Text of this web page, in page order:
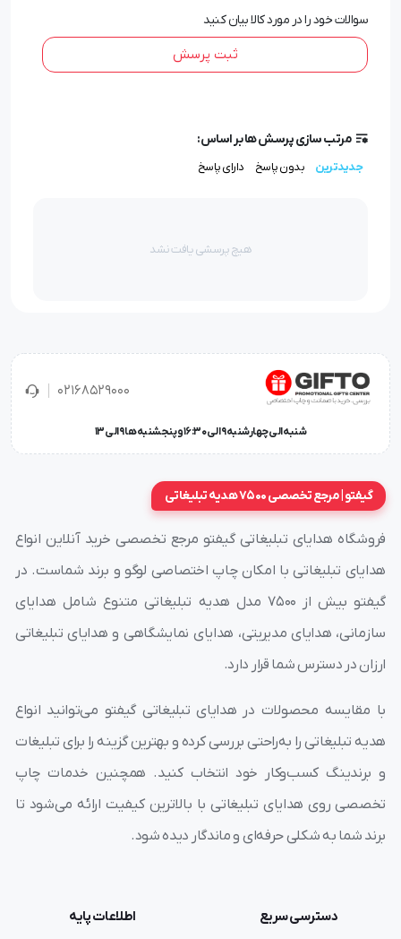
مشخصات خودکار پلاستیکی پرشیا LX
خودکار پلاستیکی پرشیا LX مناسب جهت هدیه تبلیغاتی شما
می باشد. خودکار پلاستیکی پرشیا LX با کیفیت بالا با امکان
چاپ خودکار پلاستیکی پرشیا LX
نوع چاپ : تامپوتعریف چاپ تامپو :این شیوه چاپ در گروه
چاپ های گود قرار می گیرد. این مسئله به دلیل استفاده از
کلیشه گود در فرآیند چاپ می باشد. از ویژگیهای این شیوه
امکان چاپ، روی مواد مختلف و متنوع هم از نظر جنس مواد و
هم از نظر شکل هندسی آنها می باشد بطوریکه با این روش
می توان بر روی سطح صاف، منحنی، گرد، محدب و حتی کره
عمل چاپ را انجام داد. واسط چاپ در چاپ تامپو، لاستیکی از
جنس سیلیکون است که به آن تامپون می گویند.
سوالات خود را در مورد کالا بیان کنید
ثبت پرسش
مرتب سازی پرسش ها بر اساس:
جدیدترین بدون پاسخ دارای پاسخ
هیچ پرسشی یافت نشد
02168529000
شنبه الی چهارشنبه 9 الی 16:30 و پنجشنبه ها 9 الی 13
گیفتو | مرجع تخصصی 7500 هدیه تبلیغاتی
فروشگاه هدایای تبلیغاتی گیفتو مرجع تخصصی خرید آنلاین انواع
هدایای تبلیغاتی با امکان چاپ اختصاصی لوگو و برند شماست. در
گیفتو بیش از ۷۵۰۰ مدل هدیه تبلیغاتی متنوع شامل هدایای
سازمانی، هدایای مدیریتی، هدایای نمایشگاهی و هدایای تبلیغاتی
ارزان در دسترس شما قرار دارد.
با مقایسه محصولات در هدایای تبلیغاتی گیفتو می‌توانید انواع
هدیه تبلیغاتی را به‌راحتی بررسی کرده و بهترین گزینه را برای تبلیغات
و برندینگ کسب‌وکار خود انتخاب کنید. همچنین خدمات چاپ
تخصصی روی هدایای تبلیغاتی با بالاترین کیفیت ارائه می‌شود تا
برند شما به شکلی حرفه‌ای و ماندگار دیده شود.
دسترسی سریع
اطلاعات پایه